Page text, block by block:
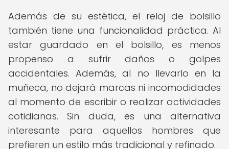
Además de su estética, el reloj de bolsillo
también tiene una funcionalidad práctica. Al
estar guardado en el bolsillo, es menos
propenso a sufrir daños o golpes
accidentales. Además, al no llevarlo en la
muñeca, no dejará marcas ni incomodidades
al momento de escribir o realizar actividades
cotidianas. Sin duda, es una alternativa
interesante para aquellos hombres que
prefieren un estilo más tradicional y refinado.